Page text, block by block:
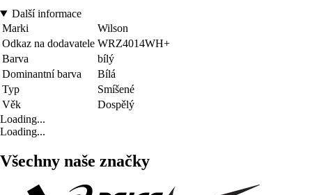
Další informace
Marki
Wilson
Odkaz na dodavatele WRZ4014WH+
Barva
bílý
Dominantní barva
Bílá
Typ
Smíšené
Věk
Dospělý
Loading...
Loading...
Všechny naše značky